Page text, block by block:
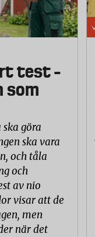
test –
som
göra
ska vara
och tåla
och
av nio
visar att de
men
när det